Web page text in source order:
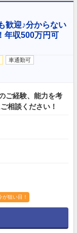
歓迎♪分からない
年収500万円可
車通勤可
ご経験、能力を考
相談ください！
が狙い目！